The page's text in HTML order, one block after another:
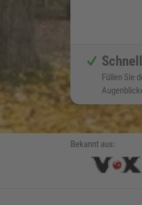
Füllen Sie
Bekannt aus: